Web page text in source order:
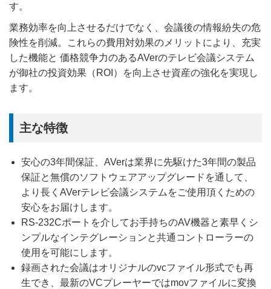
す。
業務効率を向上させるだけでなく、会議後の情報紛失の危
険性を削減。これらの費用対効果のメリットにより、充実
した機能と 価格競争力のあるAVerのテレビ会議システム
が御社の投資効果（ROI）を向上させ資産の強化を実現し
ます。
主な特徴
安心の3年間保証、AVerは業界に先駆けた3年間の製品
保証と無償のソフトウェアアップグレードを通して、
より長くAVerテレビ会議システムをご使用頂くための
安心をお届けします。
RS-232Cポートを介してお手持ちのAV機器と素早くシ
ンプルなインテグレーションと共通コントローラーの
使用を可能にします。
録画された会議はオリジナルのvcファイル形式でも再
生でき、最新のVCプレーヤーではmovファイルに変換